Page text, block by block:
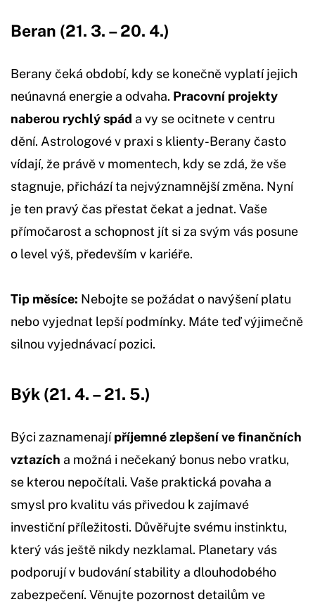
Beran (21. 3. – 20. 4.)
Berany čeká období, kdy se konečně vyplatí jejich
neúnavná energie a odvaha. Pracovní projekty
naberou rychlý spád a vy se ocitnete v centru
dění. Astrologové v praxi s klienty-Berany často
vídají, že právě v momentech, kdy se zdá, že vše
stagnuje, přichází ta nejvýznamnější změna. Nyní
je ten pravý čas přestat čekat a jednat. Vaše
přímočarost a schopnost jít si za svým vás posune
o level výš, především v kariéře.
Tip měsíce: Nebojte se požádat o navýšení platu
nebo vyjednat lepší podmínky. Máte teď výjimečně
silnou vyjednávací pozici.
Býk (21. 4. – 21. 5.)
Býci zaznamenajípříjemné zlepšení ve finančních
vztazích a možná i nečekaný bonus nebo vratku,
se kterou nepočítali. Vaše praktická povaha a
smysl pro kvalitu vás přivedou k zajímavé
investiční příležitosti. Důvěřujte svému instinktu,
který vás ještě nikdy nezklamal. Planetary vás
podporují v budování stability a dlouhodobého
zabezpečení. Věnujte pozornost detailům ve